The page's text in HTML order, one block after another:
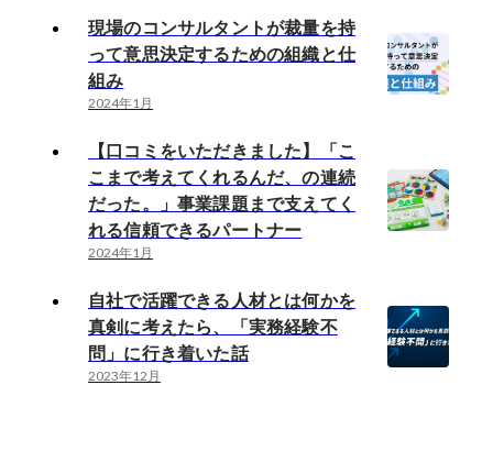
現場のコンサルタントが裁量を持
って意思決定するための組織と仕
組み
2024年1月
【口コミをいただきました】「こ
こまで考えてくれるんだ、の連続
だった。」事業課題まで支えてく
れる信頼できるパートナー
2024年1月
自社で活躍できる人材とは何かを
真剣に考えたら、「実務経験不
問」に行き着いた話
2023年12月